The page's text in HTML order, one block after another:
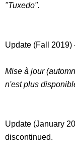
"Tuxedo".
Update (Fall
Mise à jour
n'est plus
Update (January
discontinued.